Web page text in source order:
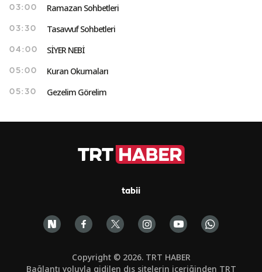
03:00 Ramazan Sohbetleri
03:30 Tasavvuf Sohbetleri
04:00 SİYER NEBİ
05:00 Kuran Okumaları
05:30 Gezelim Görelim
tabii
Copyright © 2026. TRT HABER
Bağlantı yoluyla gidilen dış sitelerin içeriğinden TRT